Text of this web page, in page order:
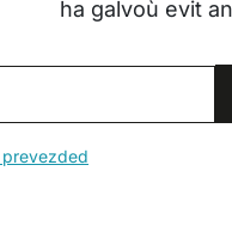
ha galvoù evit